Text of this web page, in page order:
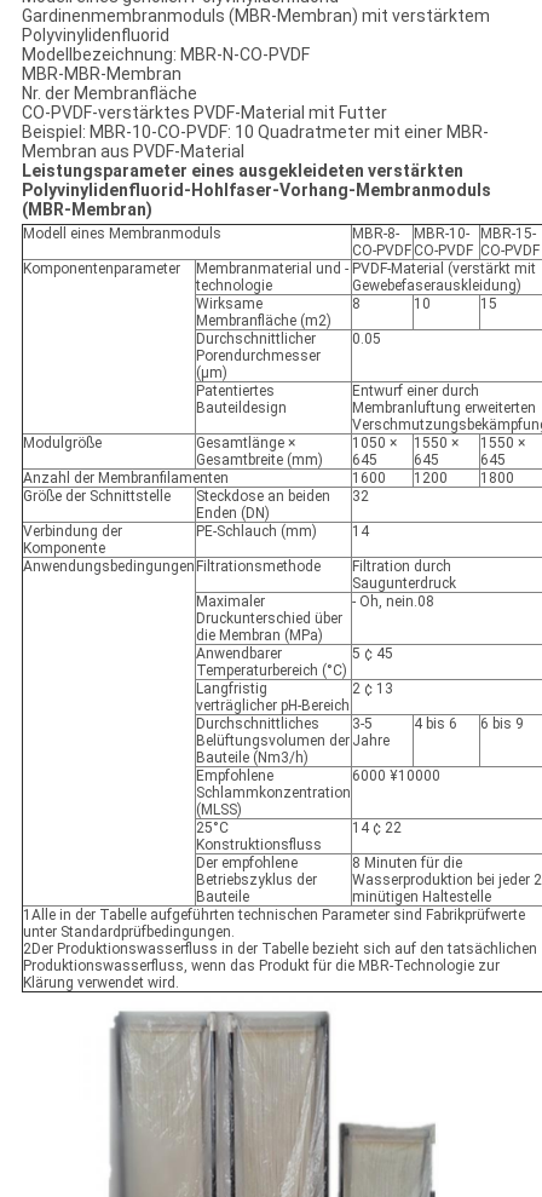
Gardinenmembranmoduls (MBR-Membran) mit verstärktem
Polyvinylidenfluorid
Modellbezeichnung: MBR-N-CO-PVDF
MBR-MBR-Membran
Nr. der Membranfläche
CO-PVDF-verstärktes PVDF-Material mit Futter
Beispiel: MBR-10-CO-PVDF: 10 Quadratmeter mit einer MBR-
Membran aus PVDF-Material
Leistungsparameter eines ausgekleideten verstärkten
Polyvinylidenfluorid-Hohlfaser-Vorhang-Membranmoduls
(MBR-Membran)
Modell eines Membranmoduls
MBR-8-
CO-PVDF
MBR-10-
CO-PVDF
MBR-15-
CO-PVDF
Komponentenparameter
Membranmaterial und -
technologie
PVDF-Material (verstärkt mit
Gewebefaserauskleidung)
Wirksame
Membranfläche (m2)
8 10 15
Durchschnittlicher
Porendurchmesser
(μm)
0.05
Patentiertes
Bauteildesign
Entwurf einer durch
Membranluftung erweiterten
Modulgröße
Gesamtlänge ×
Gesamtbreite (mm)
1050 ×
645
1550 ×
645
1550 ×
645
Anzahl der Membranfilamenten
1600 1200
1800
Größe der Schnittstelle
Steckdose an beiden
Enden (DN)
32
Verbindung der
Komponente
PE-Schlauch (mm) 14
Anwendungsbedingungen Filtrationsmethode
Filtration durch
Saugunterdruck
Maximaler
Druckunterschied über
die Membran (MPa)
- Oh, nein.08
Anwendbarer
Temperaturbereich (°C)
5 ¢ 45
Langfristig
verträglicher pH-Bereich
2 ¢ 13
Durchschnittliches
Belüftungsvolumen der
Bauteile (Nm3/h)
3-5
Jahre
4 bis 6 6 bis 9
Empfohlene
Schlammkonzentration
(MLSS)
6000 ¥10000
25°C
Konstruktionsfluss
14 ¢ 22
Der empfohlene
Betriebszyklus der
Bauteile
8 Minuten für die
Wasserproduktion bei jeder
minütigen Haltestelle
1Alle in der Tabelle aufgeführten technischen Parameter sind Fabrikprüfwerte
unter Standardprüfbedingungen.
2Der Produktionswasserfluss in der Tabelle bezieht sich auf den tatsächlichen
Produktionswasserfluss, wenn das Produkt für die MBR-Technologie zur
Klärung verwendet wird.